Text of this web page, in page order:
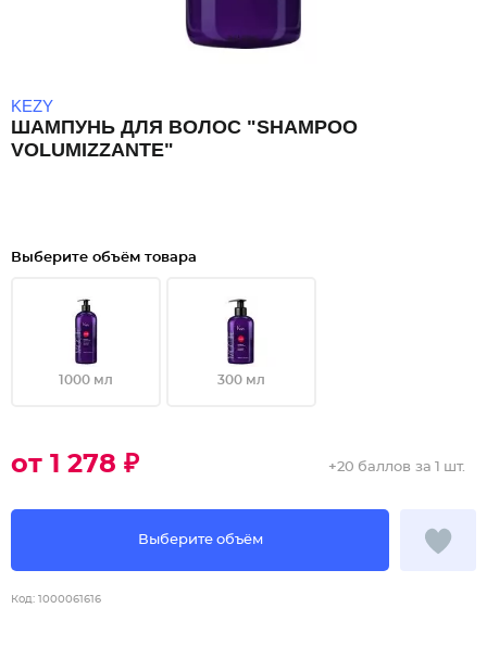
KEZY
ШАМПУНЬ ДЛЯ ВОЛОС "SHAMPOO
VOLUMIZZANTE"
Выберите объём товара
1000 мл 300 мл
от 1 278 ₽
Выберите объём
+20 баллов за 1 шт.
Код: 1000061616